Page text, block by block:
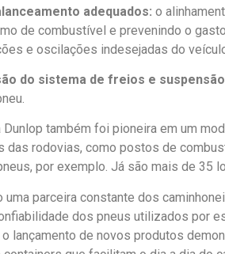
adequados: o
de combustível e prevenindo o
e oscilações indesejadas do
do sistema de freios e
Dunlop também foi pioneira em um
das rodovias, como postos de
por exemplo. Já são mais de
uma parceira constante dos
dos pneus utilizados por
lançamento de novos produtos